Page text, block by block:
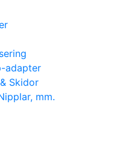
adapter
Skidor
mm.